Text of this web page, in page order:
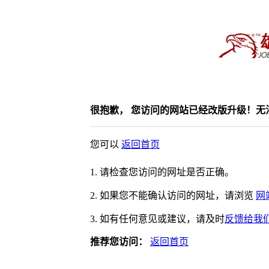
很抱歉， 您访问的网站已经改版升级！
您可以 返回首页
1. 请检查您访问的网址是否正确。
2. 如果您不能确认访问的网址，请浏览 网
3. 如有任何意见或建议，请及时反馈给我
推荐您访问： 返回首页